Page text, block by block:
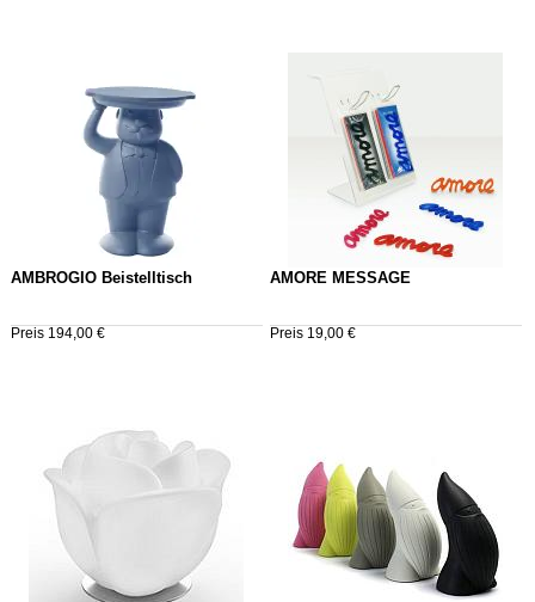
AMBROGIO Beistelltisch
Preis 194,00 €
AMORE MESSAGE
Preis 19,00 €